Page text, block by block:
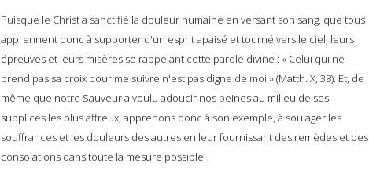
Puisque le Christ a sanctifié la douleur humaine en versant son sang, que tous
apprennent donc à supporter d'un esprit apaisé et tourné vers le ciel, leurs
épreuves et leurs misères se rappelant cette parole divine : « Celui qui ne
prend pas sa croix pour me suivre n'est pas digne de moi » (Matth. X, 38). Et, de
même que notre Sauveur a voulu adoucir nos peines au milieu de ses
supplices les plus affreux, apprenons donc à son exemple, à soulager les
souffrances et les douleurs des autres en leur fournissant des remèdes et des
consolations dans toute la mesure possible.